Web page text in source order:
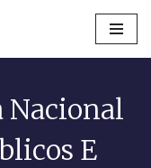
E